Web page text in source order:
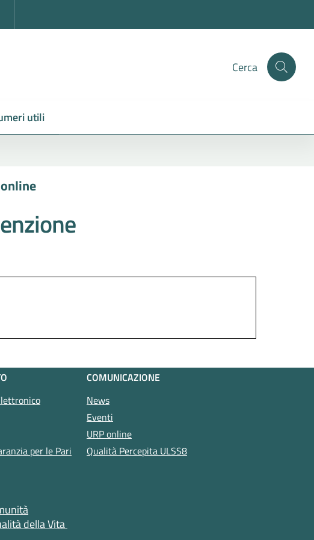
Cerca
utili
per le Pari
della Vita
COMUNICAZIONE
News
Eventi
URP online
Qualità Percepita ULSS8